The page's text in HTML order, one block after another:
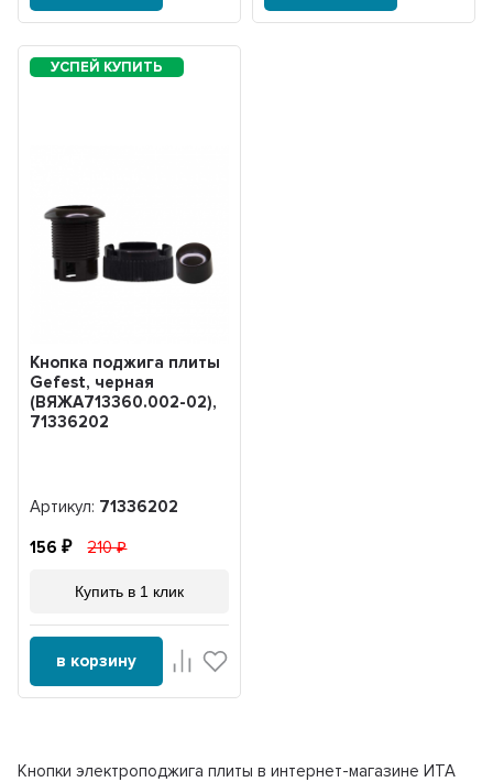
Кнопка поджига плиты
Gefest, черная
(ВЯЖА713360.002-02),
71336202
Артикул: 71336202
156 210
Купить в 1 клик
в корзину
Кнопки электроподжига плиты в интернет-магазине ИТА